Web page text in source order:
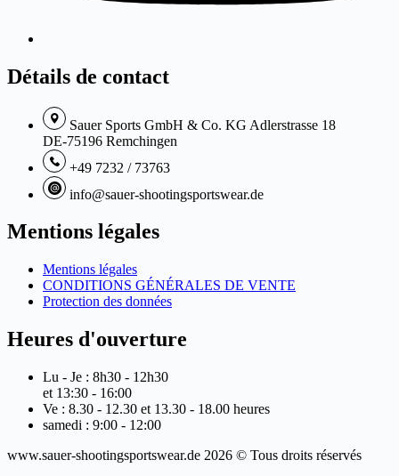
Détails de contact
Sauer Sports GmbH & Co. KG Adlerstrasse 18
DE-75196 Remchingen
+49 7232 / 73763
info@sauer-shootingsportswear.de
Mentions légales
Mentions légales
CONDITIONS GÉNÉRALES DE VENTE
Protection des données
Heures d'ouverture
Lu - Je : 8h30 - 12h30
et 13:30 - 16:00
Ve : 8.30 - 12.30 et 13.30 - 18.00 heures
samedi : 9:00 - 12:00
www.sauer-shootingsportswear.de 2026 © Tous droits réservés